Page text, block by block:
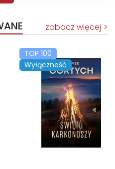
zobacz więcej
TOP 100
Wyłączność